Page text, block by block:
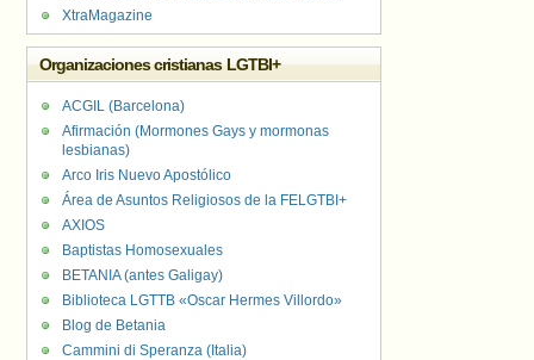
XtraMagazine
Organizaciones cristianas LGTBI+
ACGIL (Barcelona)
Afirmación (Mormones Gays y mormonas
lesbianas)
Arco Iris Nuevo Apostólico
Área de Asuntos Religiosos de la FELGTBI+
AXIOS
Baptistas Homosexuales
BETANIA (antes Galigay)
Biblioteca LGTTB «Oscar Hermes Villordo»
Blog de Betania
Cammini di Speranza (Italia)